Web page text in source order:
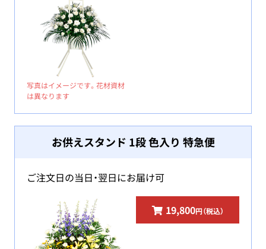
写真はイメージです。花材資材
は異なります
お供えスタンド 1段 色入り 特急便
ご注文日の当日・翌日にお届け可
19,800円（税込）